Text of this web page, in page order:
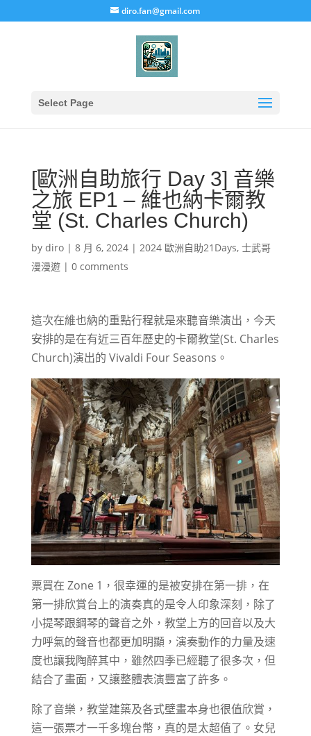
diro.fan@gmail.com
Select Page
[歐洲自助旅行 Day 3] 音樂
之旅 EP1 – 維也納卡爾教
堂 (St. Charles Church)
by diro| 8 月 6, 2024| 2024 歐洲自助21Days, 士武哥
漫漫遊| 0 comments
這次在維也納的重點行程就是來聽音樂演出，今天
安排的是在有近三百年歷史的卡爾教堂(St. Charles
Church)演出的 Vivaldi Four Seasons。
票買在 Zone 1，很幸運的是被安排在第一排，在
第一排欣賞台上的演奏真的是令人印象深刻，除了
小提琴跟鋼琴的聲音之外，教堂上方的回音以及大
力呼氣的聲音也都更加明顯，演奏動作的力量及速
度也讓我陶醉其中，雖然四季已經聽了很多次，但
結合了畫面，又讓整體表演豐富了許多。
除了音樂，教堂建築及各式壁畫本身也很值欣賞，
這一張票才一千多塊台幣，真的是太超值了。女兒